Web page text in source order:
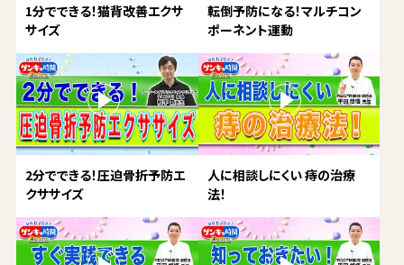
1分でできる！猫背改善エクサ
サイズ
転倒予防になる！マルチコン
ポーネント運動
2分でできる！圧迫骨折予防エ
クササイズ
人に相談しにくい 痔の治療
法！